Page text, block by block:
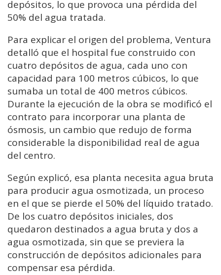
depósitos, lo que provoca una pérdida del
50% del agua tratada.
Para explicar el origen del problema, Ventura
detalló que el hospital fue construido con
cuatro depósitos de agua, cada uno con
capacidad para 100 metros cúbicos, lo que
sumaba un total de 400 metros cúbicos.
Durante la ejecución de la obra se modificó el
contrato para incorporar una planta de
ósmosis, un cambio que redujo de forma
considerable la disponibilidad real de agua
del centro.
Según explicó, esa planta necesita agua bruta
para producir agua osmotizada, un proceso
en el que se pierde el 50% del líquido tratado.
De los cuatro depósitos iniciales, dos
quedaron destinados a agua bruta y dos a
agua osmotizada, sin que se previera la
construcción de depósitos adicionales para
compensar esa pérdida.